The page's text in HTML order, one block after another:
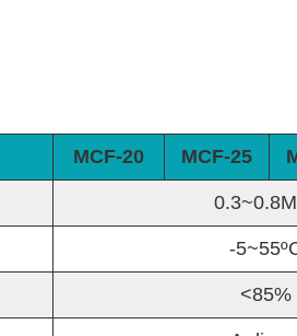
MCF-20 MCF-25
-
<85%